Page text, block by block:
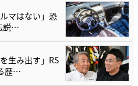
マはない」恐
説…
生み出す」RS
歴…